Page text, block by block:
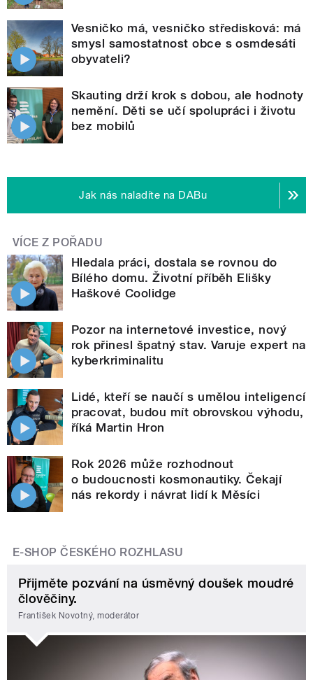
Vesničko má, vesničko středisková: má
smysl samostatnost obce s osmdesáti
obyvateli?
Skauting drží krok s dobou, ale hodnoty
nemění. Děti se učí spolupráci i životu
bez mobilů
Jak nás naladíte na DABu
VÍCE Z POŘADU
Hledala práci, dostala se rovnou do
Bílého domu. Životní příběh Elišky
Haškové Coolidge
Pozor na internetové investice, nový
rok přinesl špatný stav. Varuje expert na
kyberkriminalitu
Lidé, kteří se naučí s umělou inteligencí
pracovat, budou mít obrovskou výhodu,
říká Martin Hron
Rok 2026 může rozhodnout
o budoucnosti kosmonautiky. Čekají
nás rekordy i návrat lidí k Měsíci
E-SHOP ČESKÉHO ROZHLASU
Přijměte pozvání na úsměvný doušek moudré
člověčiny.
František Novotný, moderátor